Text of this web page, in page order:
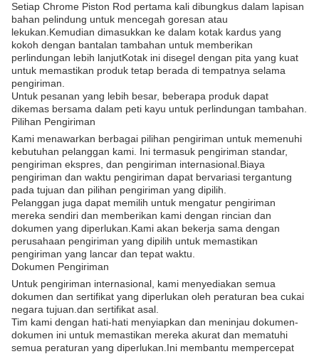
Setiap Chrome Piston Rod pertama kali dibungkus dalam lapisan
bahan pelindung untuk mencegah goresan atau
lekukan.Kemudian dimasukkan ke dalam kotak kardus yang
kokoh dengan bantalan tambahan untuk memberikan
perlindungan lebih lanjutKotak ini disegel dengan pita yang kuat
untuk memastikan produk tetap berada di tempatnya selama
pengiriman.
Untuk pesanan yang lebih besar, beberapa produk dapat
dikemas bersama dalam peti kayu untuk perlindungan tambahan.
Pilihan Pengiriman
Kami menawarkan berbagai pilihan pengiriman untuk memenuhi
kebutuhan pelanggan kami. Ini termasuk pengiriman standar,
pengiriman ekspres, dan pengiriman internasional.Biaya
pengiriman dan waktu pengiriman dapat bervariasi tergantung
pada tujuan dan pilihan pengiriman yang dipilih.
Pelanggan juga dapat memilih untuk mengatur pengiriman
mereka sendiri dan memberikan kami dengan rincian dan
dokumen yang diperlukan.Kami akan bekerja sama dengan
perusahaan pengiriman yang dipilih untuk memastikan
pengiriman yang lancar dan tepat waktu.
Dokumen Pengiriman
Untuk pengiriman internasional, kami menyediakan semua
dokumen dan sertifikat yang diperlukan oleh peraturan bea cukai
negara tujuan.dan sertifikat asal.
Tim kami dengan hati-hati menyiapkan dan meninjau dokumen-
dokumen ini untuk memastikan mereka akurat dan mematuhi
semua peraturan yang diperlukan.Ini membantu mempercepat